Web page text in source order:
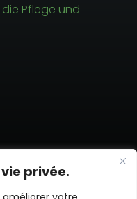
privée.
Pflege und